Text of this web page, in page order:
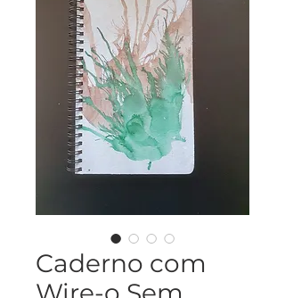
Caderno com